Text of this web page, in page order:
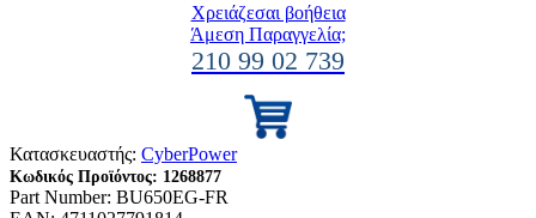
Χρειάζεσαι βοήθεια
Άμεση Παραγγελία;
210 99 02 739
Κατασκευαστής: CyberPower
Κωδικός Προϊόντος: 1268877
Part Number: BU650EG-FR